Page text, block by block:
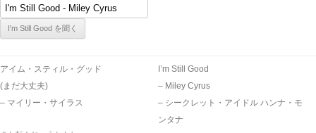
アイム・スティル・グッド
(まだ大丈夫)
– マイリー・サイラス
I’m Still Good
– Miley Cyrus
– シークレット・アイドル ハンナ・モ
ンタナ